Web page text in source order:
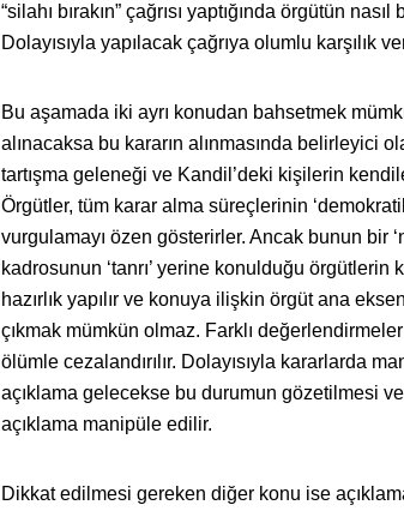
“silahı bırakın” çağrısı yaptığında örgütün
Dolayısıyla yapılacak çağrıya olumlu karşılık
Bu aşamada iki ayrı konudan bahsetmek
alınacaksa bu kararın alınmasında belirleyici
tartışma geleneği ve Kandil’deki kişilerin
Örgütler, tüm karar alma süreçlerinin ‘demokratik’,
vurgulamayı özen gösterirler. Ancak bunun bir
kadrosunun ‘tanrı’ yerine konulduğu
hazırlık yapılır ve konuya ilişkin örgüt ana
çıkmak mümkün olmaz. Farklı
ölümle cezalandırılır. Dolayısıyla kararlarda
açıklama gelecekse bu durumun gözetilmesi
açıklama manipüle edilir.
Dikkat edilmesi gereken diğer konu ise